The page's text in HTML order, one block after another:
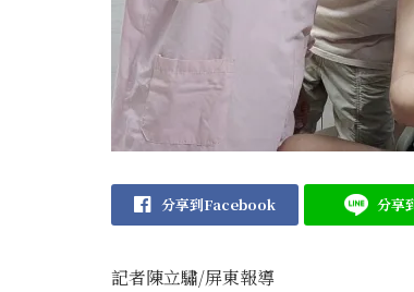
分享到Facebook 分享
記者陳立驌/屏東報導